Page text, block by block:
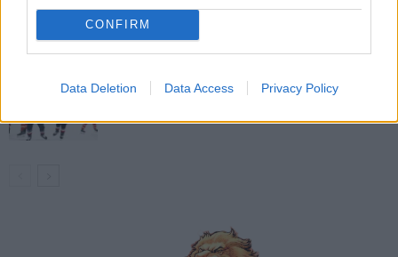
CONFIRM
Data Deletion Data Access Privacy Policy
divisioonassa – sai samasta tilanteesta
50 jäähyminuuttia
Kanada – USA klo 15:10 – näin katsot